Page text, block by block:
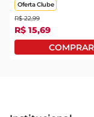
Oferta Clube
R$ 22,99
R$ 15,69